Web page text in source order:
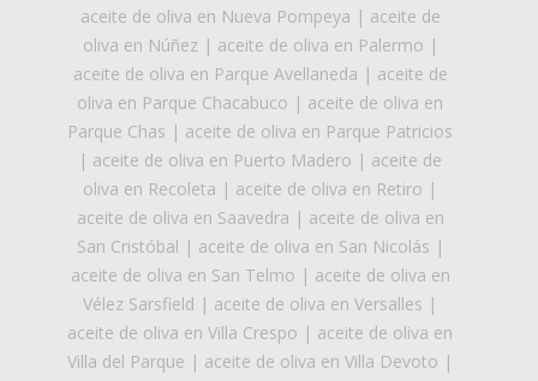
aceite de oliva en Nueva Pompeya | aceite de
oliva en Núñez| aceite de oliva en Palermo |
aceite de oliva en Parque Avellaneda | aceite de
oliva en Parque Chacabuco | aceite de oliva en
Parque Chas | aceite de oliva en Parque Patricios
| aceite de oliva en Puerto Madero | aceite de
oliva en Recoleta | aceite de oliva en Retiro |
aceite de oliva en Saavedra | aceite de oliva en
San Cristóbal | aceite de oliva en San Nicolás |
aceite de oliva en San Telmo | aceite de oliva en
Vélez Sarsfield | aceite de oliva en Versalles |
aceite de oliva en Villa Crespo | aceite de oliva en
Villa del Parque | aceite de oliva en Villa Devoto |